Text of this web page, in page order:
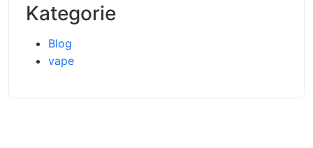
Kategorie
Blog
vape